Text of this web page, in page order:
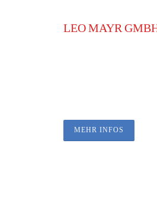
LEO MAYR
MEHR INFOS